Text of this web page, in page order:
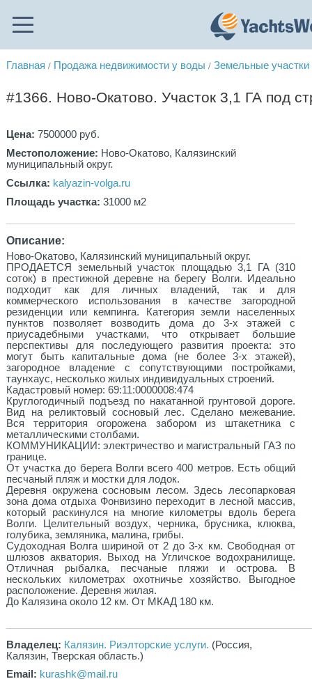
Главная / Продажа недвижимости у воды / Земельные
#1366. Ново-Окатово. Участок 3,1 ГА под
Цена:7500000 руб.
Местоположение: Ново-Окатово, Калязинский
муниципальный округ.
Ссылка: kalyazin-volga.ru
Площадь участка: 31000 м2
Описание:
Ново-Окатово, Калязинский муниципальный округ.
ПРОДАЕТСЯ земельный участок площадью 3,1 ГА (310
соток) в престижной деревне на берегу Волги. Идеально
подходит как для личных владений, так и для
коммерческого использования в качестве загородной
резиденции или кемпинга. Категория земли населенных
пунктов позволяет возводить дома до 3-х этажей с
приусадебными участками, что открывает большие
перспективы для последующего развития проекта: это
могут быть капитальные дома (не более 3-х этажей),
загородное владение с сопутствующими постройками,
таунхаус, несколько жилых индивидуальных строений.
Кадастровый номер: 69:11:0000008:474
Круглогодичный подъезд по накатанной грунтовой дороге.
Вид на реликтовый сосновый лес. Сделано межевание.
Вся территория огорожена забором из штакетника с
металлическими столбами.
КОММУНИКАЦИИ: электричеcтвo и магистральный ГАЗ по
границе.
От участка до берега Волги всего 400 метров. Есть общий
песчаный пляж и мостки для лодок.
Деревня окружена сосновым лесом. Здесь лесопарковая
зона дома отдыха Фонвизино переходит в лесной массив,
который раскинулся на многие километры вдоль берега
Волги. Целительный воздух, черника, брусника, клюква,
голубика, земляника, малина, грибы.
Судоходная Волга шириной от 2 до 3-х км. Свободная от
шлюзов акватория. Выход на Угличское водохранилище.
Отличная рыбалка, песчаные пляжи и острова. В
нескольких километрах охотничье хозяйство. Выгодное
расположение. Деревня жилая.
До Калязина около 12 км. От МКАД 180 км.
Владелец: Калязин. Риэлторские услуги. (Россия,
Калязин, Тверская область.)
Email: kurashk@mail.ru